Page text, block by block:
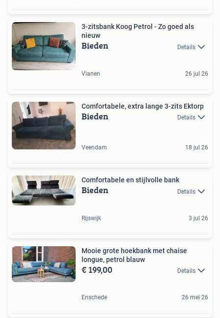
3-zitsbank Koog Petrol - Zo goed als
nieuw
Bieden Details
Vianen 26 jul 26
Comfortabele, extra lange 3-zits Ektorp
Bieden Details
Veendam 18 jul 26
Comfortabele en stijlvolle bank
Bieden Details
Rijswijk 3 jul 26
Mooie grote hoekbank met chaise
longue, petrol blauw
€ 199,00 Details
Enschede 26 mei 26